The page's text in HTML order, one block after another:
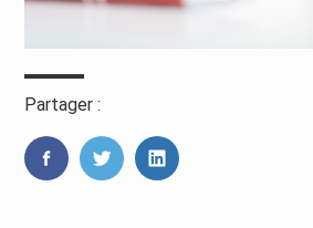
Partager :
FaceBookTwitterLinkedIn